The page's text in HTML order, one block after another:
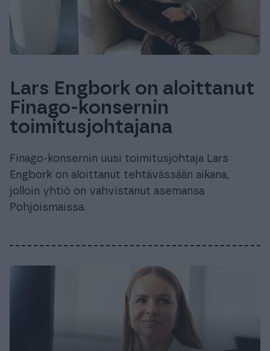
Lars Engbork on aloittanut
Finago-konsernin
toimitusjohtajana
Finago-konsernin uusi toimitusjohtaja Lars
Engbork on aloittanut tehtävässään aikana,
jolloin yhtiö on vahvistanut asemansa
Pohjoismaissa.